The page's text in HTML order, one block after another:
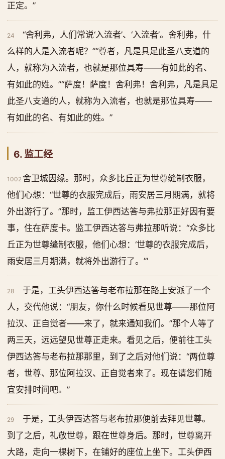
正定。”
24
“舍利弗，人们常说‘入流者’、‘入流者’。舍利弗，什
么样的人是入流者呢？”“尊者，凡是具足此圣八支道的
人，就称为入流者，也就是那位具寿——有如此的名、
有如此的姓。”“萨度！萨度！舍利弗！舍利弗，凡是具足
此圣八支道的人，就称为入流者，也就是那位具寿——
有如此的名、有如此的姓。”
6. 监工经
1002舍卫城因缘。那时，众多比丘正为世尊缝制衣服，
他们心想：“世尊的衣服完成后，雨安居三月期满，就将
外出游行了。”那时，监工伊西达答与弗拉那正好因有要
事，住在萨度卡。监工伊西达答与弗拉那听说：“众多比
丘正为世尊缝制衣服，他们心想：‘世尊的衣服完成后，
雨安居三月期满，就将外出游行了。’”
28
于是，工头伊西达答与老布拉那在路上安派了一个
人，交代他说：“朋友，你什么时候看见世尊——那位阿
拉汉、正自觉者——来了，就来通知我们。”那个人等了
两三天，远远望见世尊正走来。看见之后，便前往工头
伊西达答与老布拉那那里，到了之后对他们说：“两位尊
者，世尊、那位阿拉汉、正自觉者来了。现在请您们随
宜安排时间吧。”
29
于是，工头伊西达答与老布拉那便前去拜见世尊。
到了之后，礼敬世尊，跟在世尊身后。那时，世尊离开
大路，走向一棵树下，在铺好的座位上坐下。工头伊西